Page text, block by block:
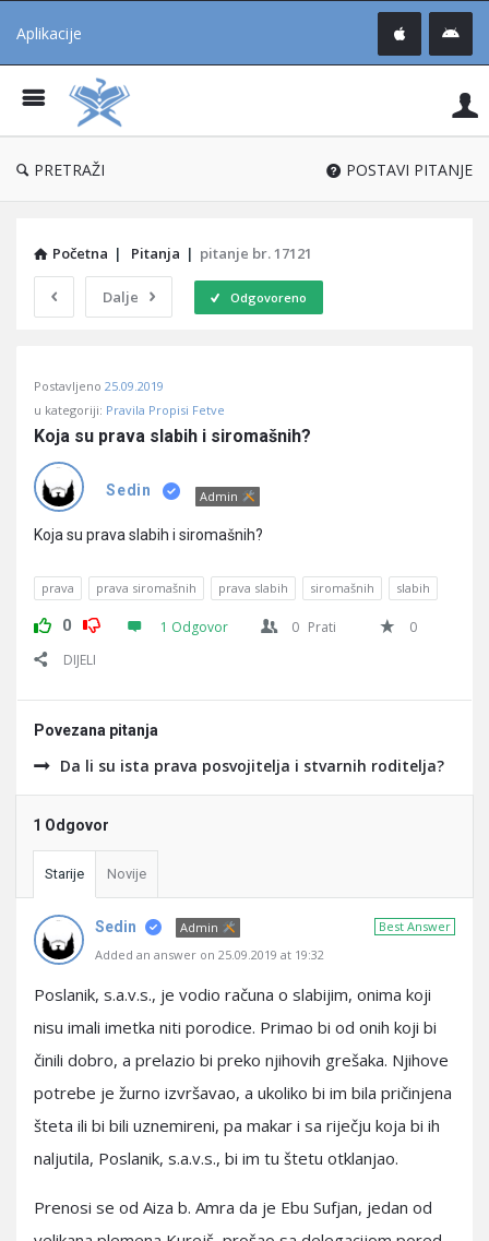
Aplikacije
®
PRETRAŽI POSTAVI PITANJE
Početna | Pitanja | pitanje br. 17121
Dalje Odgovoreno
Učene
Latest
Pitanja
Postavljeno 25.09.2019
u kategoriji: Pravila Propisi Fetve
Koja su prava slabih i siromašnih?
Sedin Admin
Koja su prava slabih i siromašnih?
prava prava siromašnih prava slabih siromašnih slabih
0 1 Odgovor 0 Prati
0
DIJELI
Povezana pitanja
Da li su ista prava posvojitelja i stvarnih roditelja?
1 Odgovor
Starije Novije
Best Answer
Sedin
Admin
Added an answer on 25.09.2019 at 19:32
Poslanik, s.a.v.s., je vodio računa o slabijim, onima koji
nisu imali imetka niti porodice. Primao bi od onih koji bi
činili dobro, a prelazio bi preko njihovih grešaka. Njihove
potrebe je žurno izvršavao, a ukoliko bi im bila pričinjena
šteta ili bi bili uznemireni, pa makar i sa riječju koja bi ih
naljutila, Poslanik, s.a.v.s., bi im tu štetu otklanjao.
Prenosi se od Aiza b. Amra da je Ebu Sufjan, jedan od